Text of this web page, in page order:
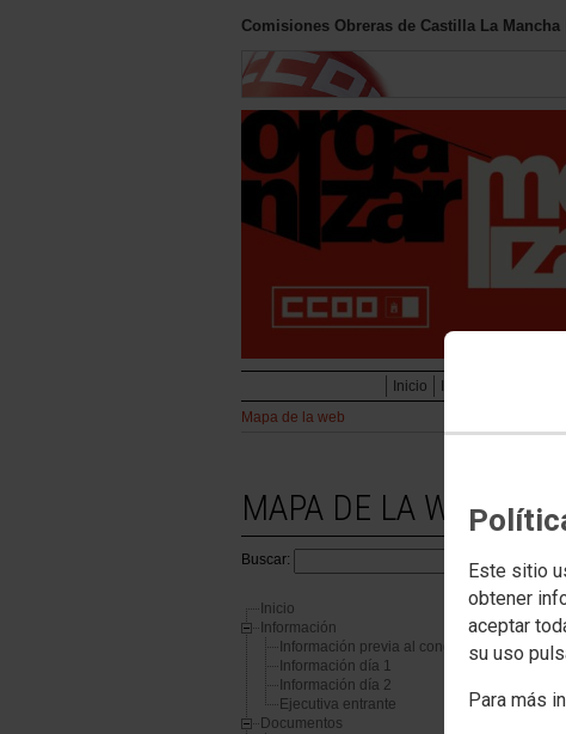
Este sitio
obtener
aceptar
su uso
Para más
Comisiones Obreras de Castilla La Mancha
Inicio Información
Mapa de la web
MAPA DE LA WEB
Buscar:
Inicio
Información
Información previa al congreso
Información día 1
Información día 2
Ejecutiva entrante
Documentos